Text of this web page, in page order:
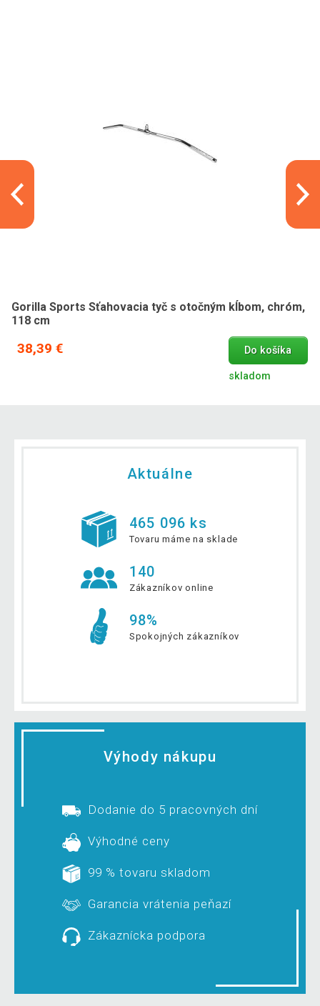
Gorilla Sports Sťahovacia tyč s otočným kĺbom, chróm,
118 cm
38,39 € Do košíka
skladom
Aktuálne
465 096 ks
Tovaru máme na sklade
140
Zákazníkov online
98%
Spokojných zákazníkov
Výhody nákupu
Dodanie do 5 pracovných dní
Výhodné ceny
99 % tovaru skladom
Garancia vrátenia peňazí
Zákaznícka podpora